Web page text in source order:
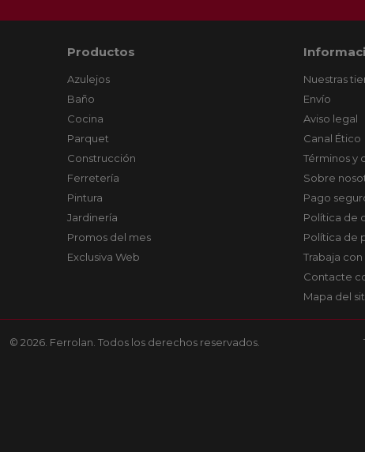
Productos
Azulejos
Baño
Cocina
Parquet
Construcción
Ferretería
Pintura
Jardinería
Promos del mes
Exclusiva Web
Nuestras
Envío
Aviso legal
Canal Ético
Términos y
Sobre
Pago
Política de
Política de
Trabaja
Contacte
Mapa del
© 2026. Ferrolan. Todos los derechos reservados.